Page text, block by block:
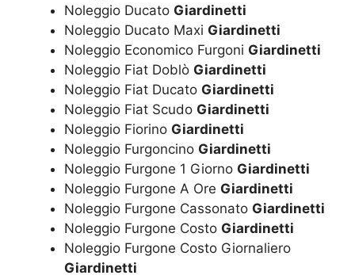
Noleggio Ducato Giardinetti
Noleggio Ducato Maxi Giardinetti
Noleggio Economico Furgoni Giardinetti
Noleggio Fiat Doblò Giardinetti
Noleggio Fiat Ducato Giardinetti
Noleggio Fiat Scudo Giardinetti
Noleggio Fiorino Giardinetti
Noleggio Furgoncino Giardinetti
Noleggio Furgone 1 Giorno Giardinetti
Noleggio Furgone A Ore Giardinetti
Noleggio Furgone Cassonato Giardinetti
Noleggio Furgone Costo Giardinetti
Noleggio Furgone Costo Giornaliero
Giardinetti